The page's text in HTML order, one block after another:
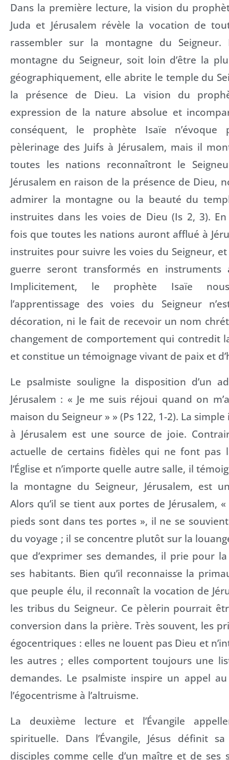
Dans la première lecture, la vision du
Juda et Jérusalem révèle la vocation de
rassembler sur la montagne du
montagne du Seigneur, soit loin d’être la
géographiquement, elle abrite le temple du
la présence de Dieu. La vision du
expression de la nature absolue et
conséquent, le prophète Isaïe n’évoque
pèlerinage des Juifs à Jérusalem, mais il
toutes les nations reconnaîtront le
Jérusalem en raison de la présence de Dieu,
admirer la montagne ou la beauté du
instruites dans les voies de Dieu (Is 2, 3).
fois que toutes les nations auront afflué à
instruites pour suivre les voies du Seigneur,
guerre seront transformés en instruments
Implicitement, le prophète Isaïe
l’apprentissage des voies du Seigneur
décoration, ni le fait de recevoir un nom
changement de comportement qui contredit
et constitue un témoignage vivant de paix et
Le psalmiste souligne la disposition d’un
Jérusalem : « Je me suis réjoui quand on
maison du Seigneur » » (Ps 122, 1-2). La
à Jérusalem est une source de joie.
actuelle de certains fidèles qui ne font pas
l’Église et n’importe quelle autre salle, il
la montagne du Seigneur, Jérusalem, est
Alors qu’il se tient aux portes de Jérusalem,
pieds sont dans tes portes », il ne se
du voyage ; il se concentre plutôt sur la
que d’exprimer ses demandes, il prie pour
ses habitants. Bien qu’il reconnaisse la
que peuple élu, il reconnaît la vocation de
les tribus du Seigneur. Ce pèlerin pourrait
conversion dans la prière. Très souvent, les
égocentriques : elles ne louent pas Dieu et
les autres ; elles comportent toujours une
demandes. Le psalmiste inspire un appel
l’égocentrisme à l’altruisme.
La deuxième lecture et l’Évangile
spirituelle. Dans l’Évangile, Jésus définit
disciples comme celle d’un maître et de ses